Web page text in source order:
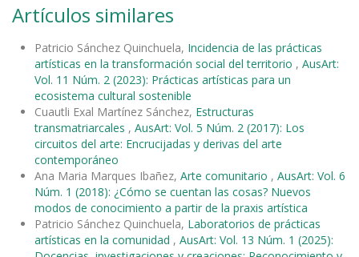
Artículos similares
Patricio Sánchez Quinchuela, Incidencia de las prácticas
artísticas en la transformación social del territorio , AusArt:
Vol. 11 Núm. 2 (2023): Prácticas artísticas para un
ecosistema cultural sostenible
Cuautli Exal Martínez Sánchez, Estructuras
transmatriarcales , AusArt: Vol. 5 Núm. 2 (2017): Los
circuitos del arte: Encrucijadas y derivas del arte
contemporáneo
Ana Maria Marques Ibañez, Arte comunitario , AusArt: Vol. 6
Núm. 1 (2018): ¿Cómo se cuentan las cosas? Nuevos
modos de conocimiento a partir de la praxis artística
Patricio Sánchez Quinchuela, Laboratorios de prácticas
artísticas en la comunidad , AusArt: Vol. 13 Núm. 1 (2025):